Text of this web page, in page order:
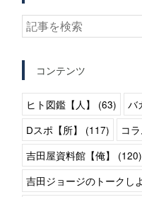
コンテンツ
ヒト図鑑【人】 (63)
バ
Dスポ【所】 (117)
コ
吉田屋資料館【俺】 (120)
吉田ジョージのトークし